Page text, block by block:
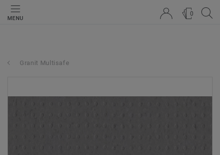
MENU
0
Granit Multisafe